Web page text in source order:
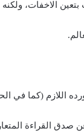
صدق القراءة